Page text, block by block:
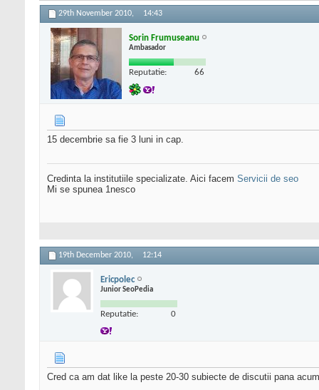
29th November 2010, 14:43
Sorin Frumuseanu
Ambasador
Reputatie: 66
15 decembrie sa fie 3 luni in cap.
Credinta la institutiile specializate. Aici facem Servicii de seo
Mi se spunea 1nesco
19th December 2010, 12:14
Ericpolec
Junior SeoPedia
Reputatie: 0
Cred ca am dat like la peste 20-30 subiecte de discutii pana